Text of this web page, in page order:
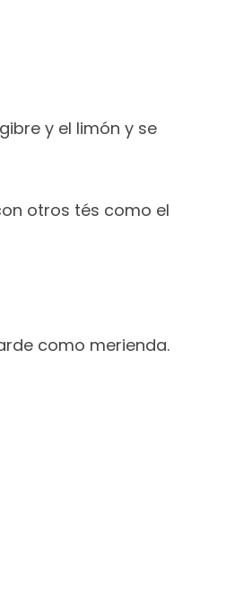
y el limón y se
otros tés como el
como merienda.